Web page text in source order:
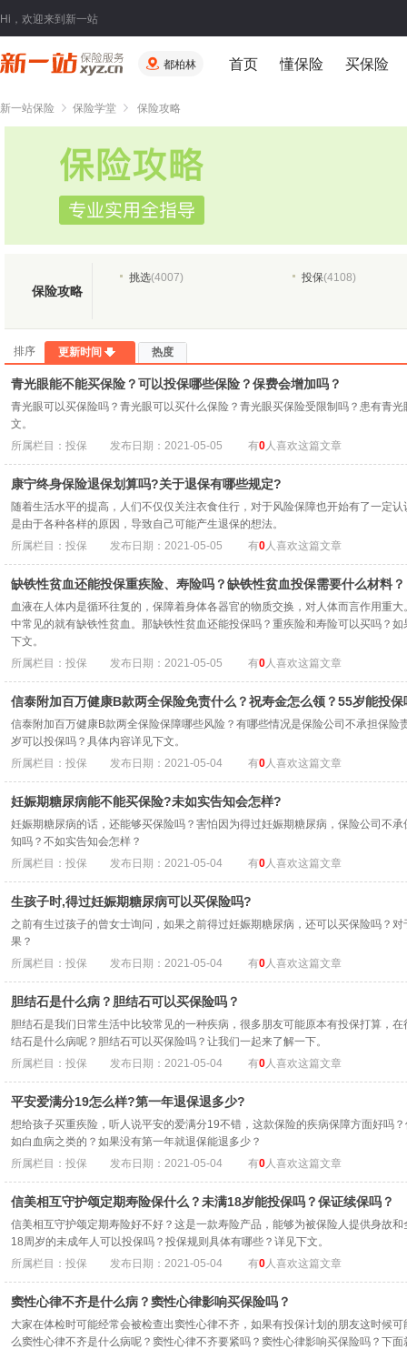
Hi，欢迎来到新一站
都柏林 首页 懂保险 买保险
新一站保险 保险学堂 保险攻略
保险攻略
挑选(4007) 投保(4108)
排序 更新时间 热度
青光眼能不能买保险？可以投保哪些保险？保费会增加吗？
青光眼可以买保险吗？青光眼可以买什么保险？青光眼买保险受限制吗？患有青
文。
所属栏目：投保
发布日期：2021-05-05 有0人喜欢这篇文章
康宁终身保险退保划算吗?关于退保有哪些规定?
随着生活水平的提高，人们不仅仅关注衣食住行，对于风险保障也开始有了一定
是由于各种各样的原因，导致自己可能产生退保的想法。
所属栏目：投保
发布日期：2021-05-05 有0人喜欢这篇文章
缺铁性贫血还能投保重疾险、寿险吗？缺铁性贫血投保需要什么材料？
血液在人体内是循环往复的，保障着身体各器官的物质交换，对人体而言作用重
中常见的就有缺铁性贫血。那缺铁性贫血还能投保吗？重疾险和寿险可以买吗？
下文。
所属栏目：投保
发布日期：2021-05-05 有0人喜欢这篇文章
信泰附加百万健康B款两全保险免责什么？祝寿金怎么领？55岁能投保
信泰附加百万健康B款两全保险保障哪些风险？有哪些情况是保险公司不承担保险
岁可以投保吗？具体内容详见下文。
所属栏目：投保
发布日期：2021-05-04 有0人喜欢这篇文章
妊娠期糖尿病能不能买保险?未如实告知会怎样?
妊娠期糖尿病的话，还能够买保险吗？害怕因为得过妊娠期糖尿病，保险公司不
知吗？不如实告知会怎样？
所属栏目：投保
发布日期：2021-05-04 有0人喜欢这篇文章
生孩子时,得过妊娠期糖尿病可以买保险吗?
之前有生过孩子的曾女士询问，如果之前得过妊娠期糖尿病，还可以买保险吗？
果？
所属栏目：投保
发布日期：2021-05-04 有0人喜欢这篇文章
胆结石是什么病？胆结石可以买保险吗？
胆结石是我们日常生活中比较常见的一种疾病，很多朋友可能原本有投保打算，
结石是什么病呢？胆结石可以买保险吗？让我们一起来了解一下。
所属栏目：投保
发布日期：2021-05-04 有0人喜欢这篇文章
平安爱满分19怎么样?第一年退保退多少?
想给孩子买重疾险，听人说平安的爱满分19不错，这款保险的疾病保障方面好吗
如白血病之类的？如果没有第一年就退保能退多少？
所属栏目：投保
发布日期：2021-05-04 有0人喜欢这篇文章
信美相互守护颂定期寿险保什么？未满18岁能投保吗？保证续保吗？
信美相互守护颂定期寿险好不好？这是一款寿险产品，能够为被保险人提供身故
18周岁的未成年人可以投保吗？投保规则具体有哪些？详见下文。
所属栏目：投保
发布日期：2021-05-04 有0人喜欢这篇文章
窦性心律不齐是什么病？窦性心律影响买保险吗？
大家在体检时可能经常会被检查出窦性心律不齐，如果有投保计划的朋友这时候
么窦性心律不齐是什么病呢？窦性心律不齐要紧吗？窦性心律影响买保险吗？下